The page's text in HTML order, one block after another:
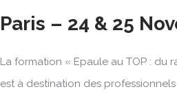
Paris – 24 & 25
La formation « Epaule au TOP :
est à destination des